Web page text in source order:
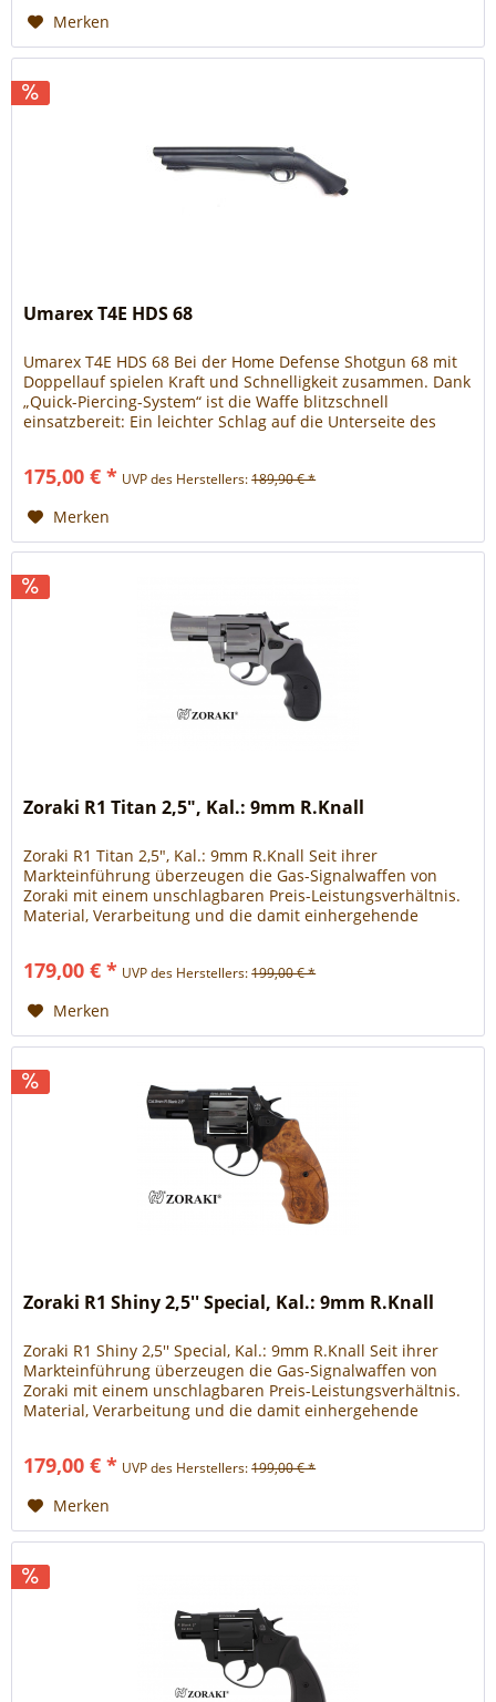
Merken
Umarex T4E HDS 68
Umarex T4E HDS 68 Bei der Home Defense Shotgun 68 mit
Doppellauf spielen Kraft und Schnelligkeit zusammen. Dank
„Quick-Piercing-System“ ist die Waffe blitzschnell
einsatzbereit: Ein leichter Schlag auf die Unterseite des
dem Lauf und eine Druckanzeige. Das starke...
175,00 € * UVP des Herstellers:189,90 € *
Merken
Zoraki R1 Titan 2,5", Kal.: 9mm R.Knall
Zoraki R1 Titan 2,5", Kal.: 9mm R.Knall Seit ihrer
Markteinführung überzeugen die Gas-Signalwaffen von
Zoraki mit einem unschlagbaren Preis-Leistungsverhältnis.
Material, Verarbeitung und die damit einhergehende
Double-Action Revolver mit 2,5“ Lauflänge....
179,00 € * UVP des Herstellers:199,00 € *
Merken
Zoraki R1 Shiny 2,5'' Special, Kal.: 9mm R.Knall
Zoraki R1 Shiny 2,5'' Special, Kal.: 9mm R.Knall Seit ihrer
Markteinführung überzeugen die Gas-Signalwaffen von
Zoraki mit einem unschlagbaren Preis-Leistungsverhältnis.
Material, Verarbeitung und die damit einhergehende
Double-Action Revolver mit 2,5“...
179,00 € * UVP des Herstellers:199,00 € *
Merken